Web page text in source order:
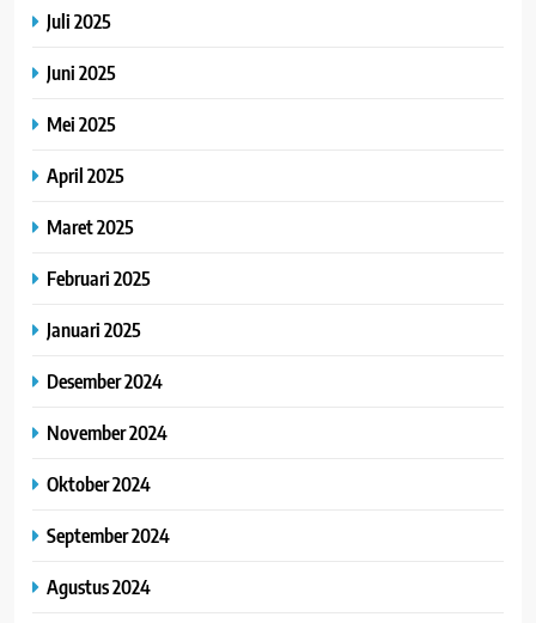
Juli 2025
Juni 2025
Mei 2025
April 2025
Maret 2025
Februari 2025
Januari 2025
Desember 2024
November 2024
Oktober 2024
September 2024
Agustus 2024